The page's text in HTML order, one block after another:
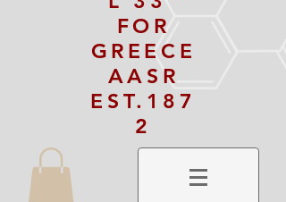
FOR
GREECE
AASR
EST.187
2